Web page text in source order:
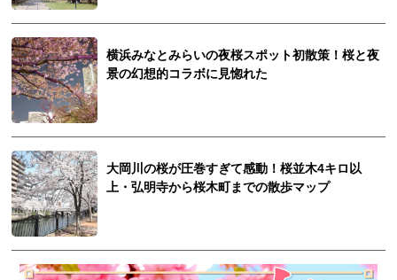
横浜みなとみらいの夜桜スポット初散策！桜と夜
景の幻想的コラボに見惚れた
大岡川の桜が圧巻すぎて感動！桜並木4キロ以
上・弘明寺から桜木町までの散歩マップ